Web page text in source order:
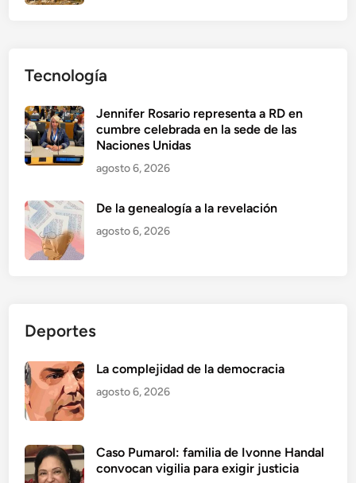
Tecnología
Jennifer Rosario representa a RD en
cumbre celebrada en la sede de las
Naciones Unidas
agosto 6, 2026
De la genealogía a la revelación
agosto 6, 2026
Deportes
La complejidad de la democracia
agosto 6, 2026
Caso Pumarol: familia de Ivonne Handal
convocan vigilia para exigir justicia